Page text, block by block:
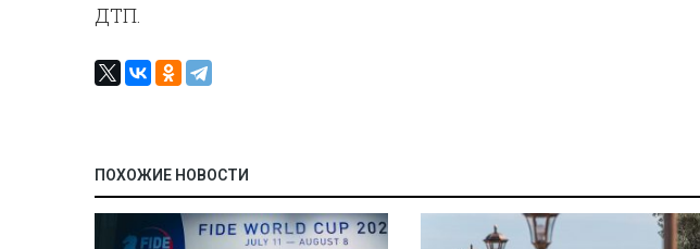
ДТП.
ПОХОЖИЕ НОВОСТИ